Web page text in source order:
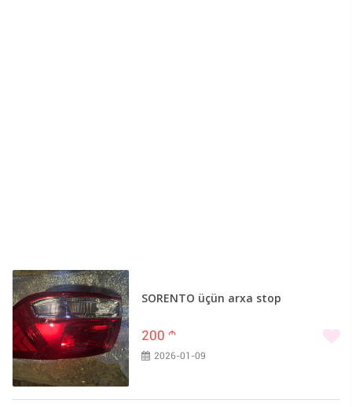
SORENTO üçün arxa stop
200 m
2026-01-09